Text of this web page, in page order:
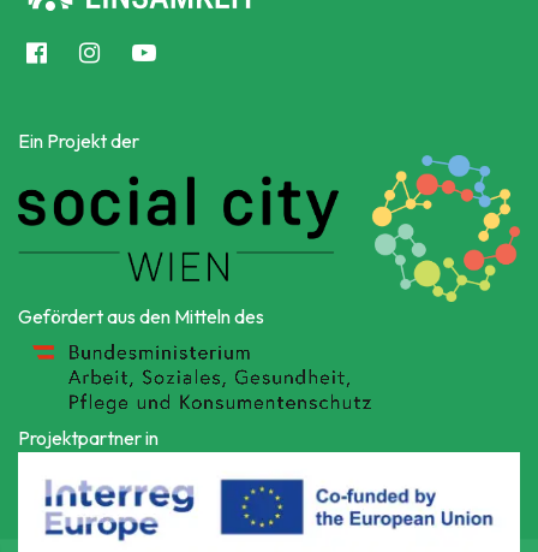
Ein Projekt der
Gefördert aus den Mitteln des
Projektpartner in